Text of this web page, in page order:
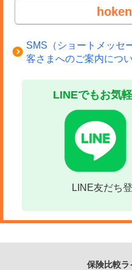
SMS（ショートメッセ
客さまへのご案内につ
LINEでもお気
LINE友だち
保険比較ラ